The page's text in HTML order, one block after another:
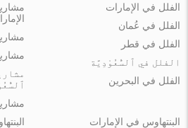
الفلل في الإمارات
الفلل في عُمان
الفلل في قطر
الفلل في ٱلسُّعُوْدِيَّة
الفلل في البحرين
البنتهاوس في الإمارات